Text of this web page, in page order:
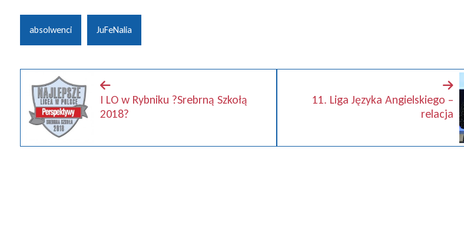
absolwenci JuFeNalia
I LO w Rybniku ?Srebrną Szkołą
2018?
11. Liga Języka Angielskiego –
relacja